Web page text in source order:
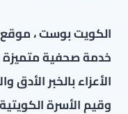
الكويت بوست ،
خدمة صحفية متميزة
الأعزاء بالخبر
وقيم الأسرة